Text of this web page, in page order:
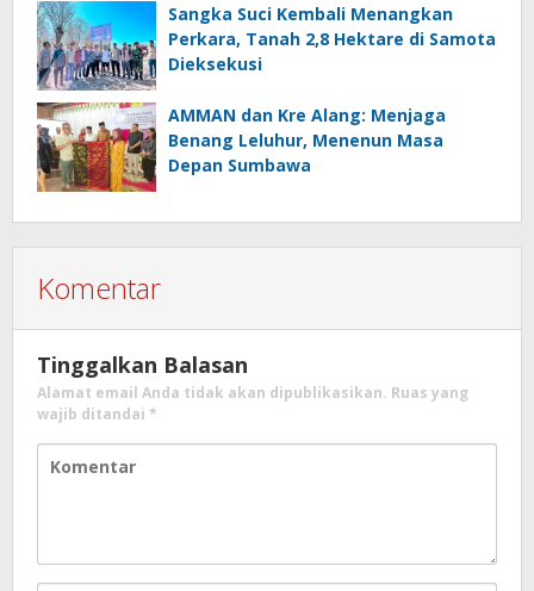
Sangka Suci Kembali Menangkan
Perkara, Tanah 2,8 Hektare di Samota
Dieksekusi
AMMAN dan Kre Alang: Menjaga
Benang Leluhur, Menenun Masa
Depan Sumbawa
Komentar
Tinggalkan Balasan
Alamat email Anda tidak akan dipublikasikan. Ruas yang
wajib ditandai *